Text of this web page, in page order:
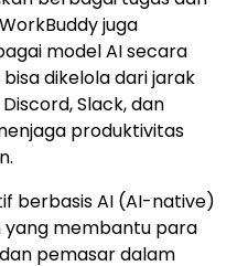
juga
model AI secara
dikelola dari jarak
Slack, dan
produktivitas
berbasis AI (AI-native)
membantu para
pemasar dalam